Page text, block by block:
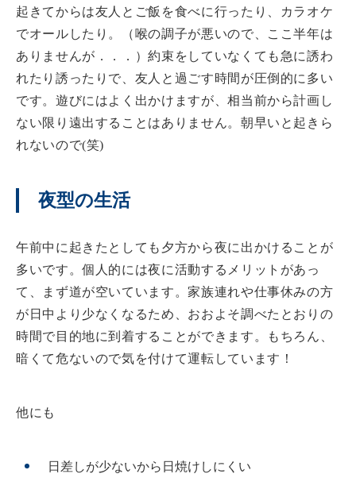
起きてからは友人とご飯を食べに行ったり、カラオケ
でオールしたり。（喉の調子が悪いので、ここ半年は
ありませんが．．．）約束をしていなくても急に誘わ
れたり誘ったりで、友人と過ごす時間が圧倒的に多い
です。遊びにはよく出かけますが、相当前から計画し
ない限り遠出することはありません。朝早いと起きら
れないので(笑)
夜型の生活
午前中に起きたとしても夕方から夜に出かけることが
多いです。個人的には夜に活動するメリットがあっ
て、まず道が空いています。家族連れや仕事休みの方
が日中より少なくなるため、おおよそ調べたとおりの
時間で目的地に到着することができます。もちろん、
暗くて危ないので気を付けて運転しています！
他にも
日差しが少ないから日焼けしにくい